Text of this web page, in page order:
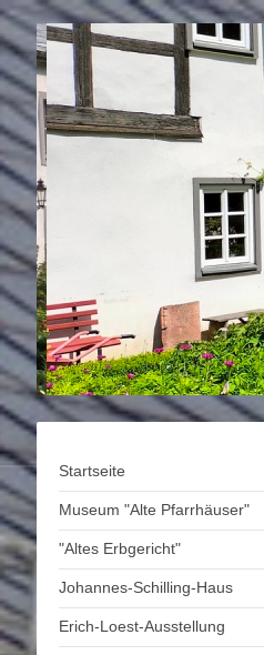
Startseite
Museum "Alte Pfarrhäuser"
"Altes Erbgericht"
Johannes-Schilling-Haus
Erich-Loest-Ausstellung